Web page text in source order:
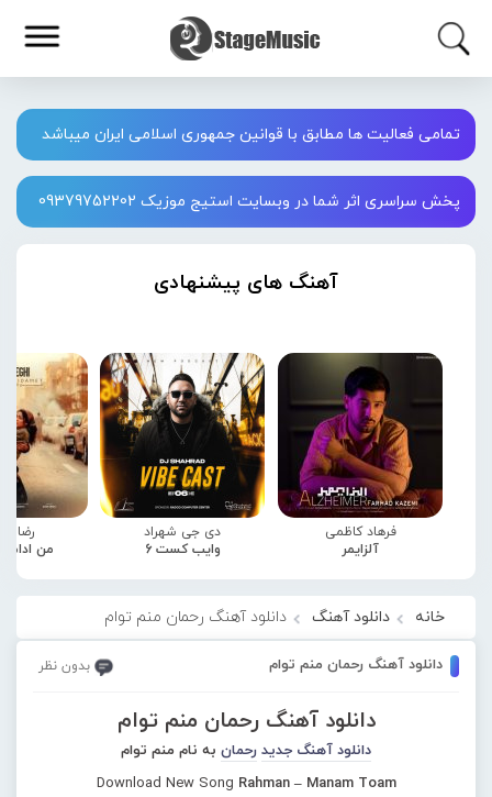
تمامی فعالیت ها مطابق با قوانین جمهوری اسلامی ایران میباشد
پخش سراسری اثر شما در وبسایت استیج موزیک 09379752202
آهنگ های پیشنهادی
فرهاد کاظمی
آلزایمر
دی جی شهراد
وایب کست 6
رضا
من
خانه دانلود آهنگ دانلود آهنگ رحمان منم توام
دانلود آهنگ رحمان منم توام بدون نظر
دانلود آهنگ رحمان منم توام
دانلود آهنگ جدید رحمان به نام منم توام
Download New Song Rahman – Manam Toam